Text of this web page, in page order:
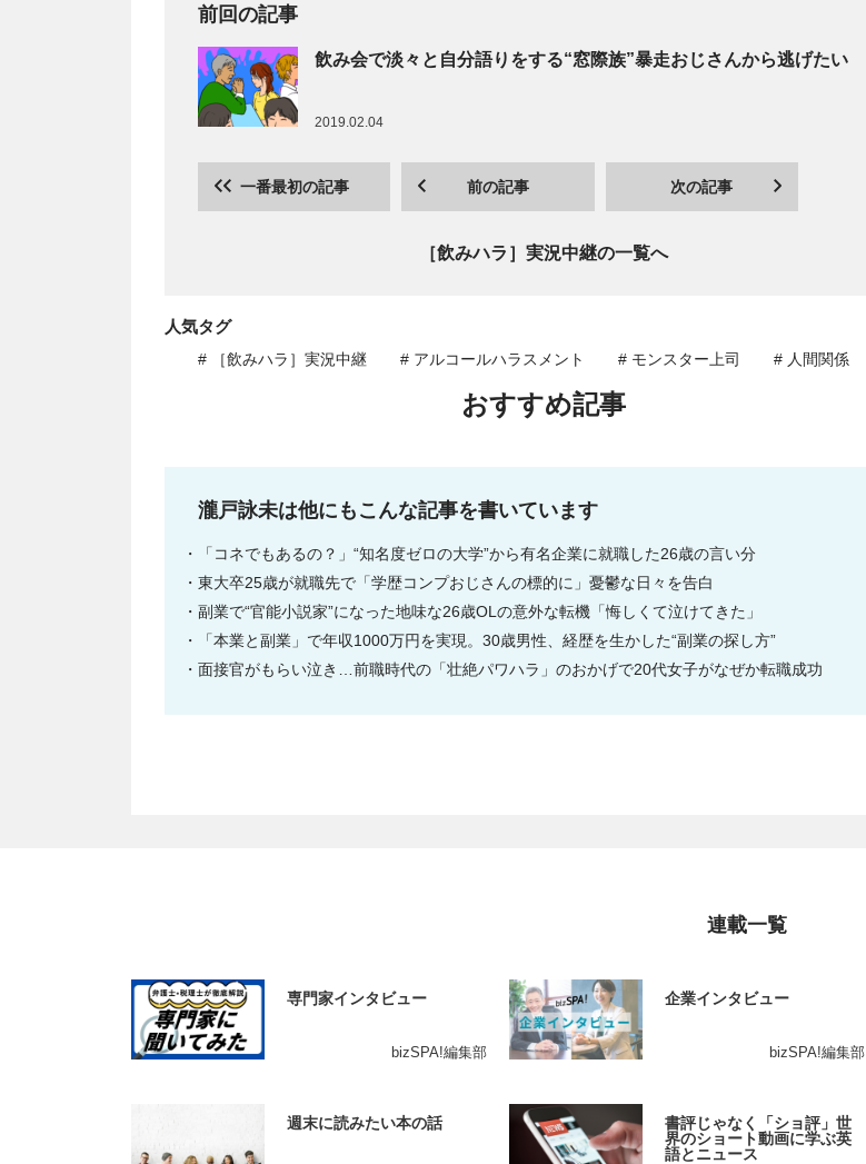
前回の記事
飲み会で淡々と自分語りをする“窓際族”暴走おじさんから逃げたい
2019.02.04
一番最初の記事 前の記事 次の記事
［飲みハラ］実況中継の一覧へ
人気タグ
# ［飲みハラ］実況中継 # アルコールハラスメント # モンスター上司 # 人間関係
おすすめ記事
瀧戸詠未は他にもこんな記事を書いています
「コネでもあるの？」“知名度ゼロの大学”から有名企業に就職した26歳の言い分
東大卒25歳が就職先で「学歴コンプおじさんの標的に」憂鬱な日々を告白
副業で“官能小説家”になった地味な26歳OLの意外な転機「悔しくて泣けてきた」
「本業と副業」で年収1000万円を実現。30歳男性、経歴を生かした“副業の探し方”
面接官がもらい泣き…前職時代の「壮絶パワハラ」のおかげで20代女子がなぜか転職成功
連載一覧
専門家インタビュー
bizSPA!編集部
企業インタビュー
bizSPA!編集部
週末に読みたい本の話
書評じゃなく「ショ評」世
界のショート動画に学ぶ英
語とニュース